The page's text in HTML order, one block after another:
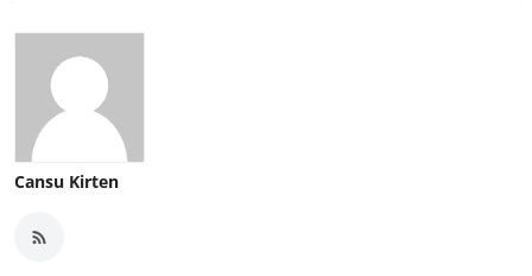
Cansu Kirten